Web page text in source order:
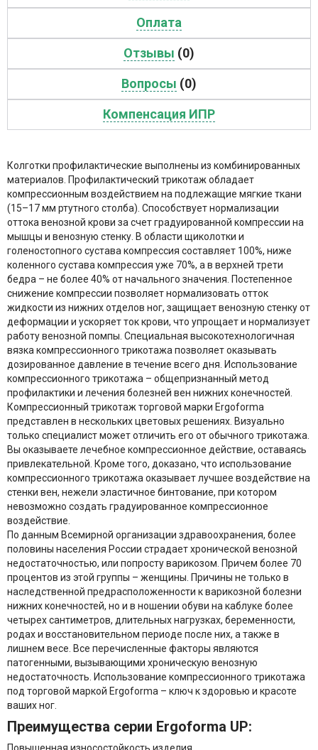
Оплата
Отзывы (0)
Вопросы (0)
Компенсация ИПР
Колготки профилактические выполнены из комбинированных
материалов. Профилактический трикотаж обладает
компрессионным воздействием на подлежащие мягкие ткани
(15–17 мм ртутного столба). Способствует нормализации
оттока венозной крови за счет градуированной компрессии на
мышцы и венозную стенку. В области щиколотки и
голеностопного сустава компрессия составляет 100%, ниже
коленного сустава компрессия уже 70%, а в верхней трети
бедра – не более 40% от начального значения. Постепенное
снижение компрессии позволяет нормализовать отток
жидкости из нижних отделов ног, защищает венозную стенку от
деформации и ускоряет ток крови, что упрощает и нормализует
работу венозной помпы. Специальная высокотехнологичная
вязка компрессионного трикотажа позволяет оказывать
дозированное давление в течение всего дня. Использование
компрессионного трикотажа – общепризнанный метод
профилактики и лечения болезней вен нижних конечностей.
Компрессионный трикотаж торговой марки Ergoforma
представлен в нескольких цветовых решениях. Визуально
только специалист может отличить его от обычного трикотажа.
Вы оказываете лечебное компрессионное действие, оставаясь
привлекательной. Кроме того, доказано, что использование
компрессионного трикотажа оказывает лучшее воздействие на
стенки вен, нежели эластичное бинтование, при котором
невозможно создать градуированное компрессионное
воздействие.
По данным Всемирной организации здравоохранения, более
половины населения России страдает хронической венозной
недостаточностью, или попросту варикозом. Причем более 70
процентов из этой группы – женщины. Причины не только в
наследственной предрасположенности к варикозной болезни
нижних конечностей, но и в ношении обуви на каблуке более
четырех сантиметров, длительных нагрузках, беременности,
родах и восстановительном периоде после них, а также в
лишнем весе. Все перечисленные факторы являются
патогенными, вызывающими хроническую венозную
недостаточность. Использование компрессионного трикотажа
под торговой маркой Ergoforma – ключ к здоровью и красоте
ваших ног.
Преимущества серии Ergoforma UP: